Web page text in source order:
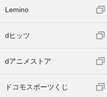
Lemino
dヒッツ
dアニメストア
ドコモスポーツくじ